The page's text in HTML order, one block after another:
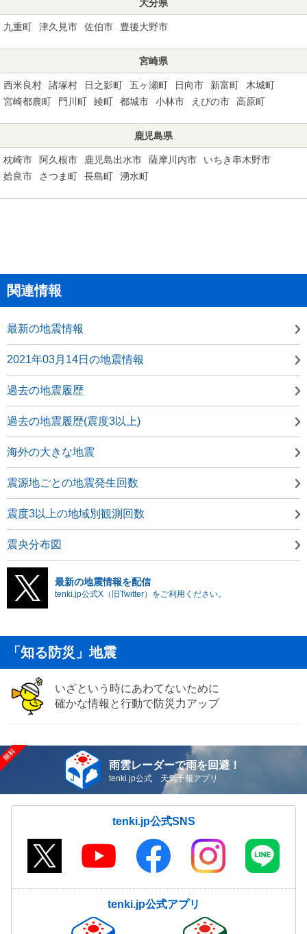
大分県
九重町 津久見市 佐伯市 豊後大野市
宮崎県
西米良村 諸塚村 日之影町 五ヶ瀬町 日向市 新富町
木城町
宮崎都農町
門川町 綾町 都城市 小林市 えびの市 高原町
鹿児島県
枕崎市 阿久根市 鹿児島出水市 薩摩川内市
いちき串木野市
姶良市
さつま町 長島町 湧水町
関連情報
最新の地震情報
2021年03月14日の地震情報
過去の地震履歴
過去の地震履歴(震度3以上)
海外の大きな地震
震源地ごとの地震発生回数
震度3以上の地域別観測回数
震央分布図
最新の地震情報を配信
tenki.jp公式X（旧Twitter）をご利用ください。
「知る防災」地震
いざという時にあわてないために
確かな情報と行動で防災力アップ
雨雲レーダーで雨を回避！
tenki.jp公式 天気予報アプリ
tenki.jp公式SNS
tenki.jp公式アプリ